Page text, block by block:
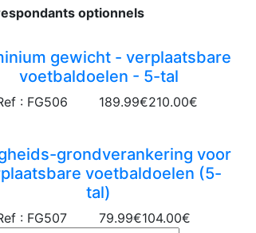
optionnels
gewicht - verplaatsbare
voetbaldoelen - 5-tal
: FG506 189.99€210.00€
grondverankering voor
voetbaldoelen (5-
tal)
: FG507 79.99€104.00€